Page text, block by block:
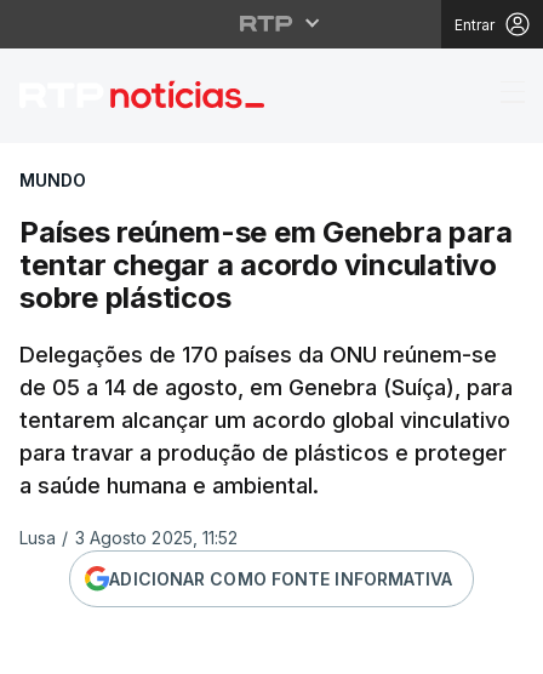
Entrar
Países reúnem-se
MUNDO
Países reúnem-se em Genebra para
tentar chegar a acordo vinculativo
sobre plásticos
Delegações de 170 países da ONU reúnem-se
de 05 a 14 de agosto, em Genebra (Suíça), para
tentarem alcançar um acordo global vinculativo
para travar a produção de plásticos e proteger
a saúde humana e ambiental.
Lusa / 3 Agosto 2025, 11:52
ADICIONAR COMO FONTE INFORMATIVA